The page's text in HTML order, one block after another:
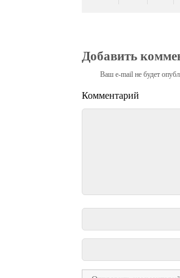
Добавить
Ваш e-mail не будет
Комментарий